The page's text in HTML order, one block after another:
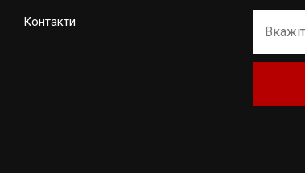
Контакти